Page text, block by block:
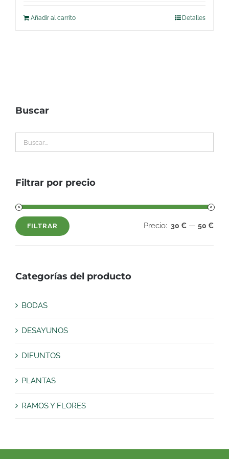
Añadir al carrito Detalles
Buscar
Filtrar por precio
Precio
Precio
FILTRAR Precio: 30 € — 50 €
Categorías del producto
BODAS
DESAYUNOS
DIFUNTOS
PLANTAS
RAMOS Y FLORES